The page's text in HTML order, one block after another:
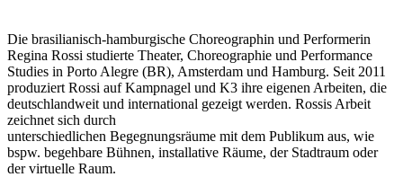
Die brasilianisch-hamburgische Choreographin und Performerin
Regina Rossi studierte Theater, Choreographie und Performance
Studies in Porto Alegre (BR), Amsterdam und Hamburg. Seit 2011
produziert Rossi auf Kampnagel und K3 ihre eigenen Arbeiten, die
deutschlandweit und international gezeigt werden. Rossis Arbeit
zeichnet sich durch
unterschiedlichen Begegnungsräume mit dem Publikum aus, wie
bspw. begehbare Bühnen, installative Räume, der Stadtraum oder
der virtuelle Raum.